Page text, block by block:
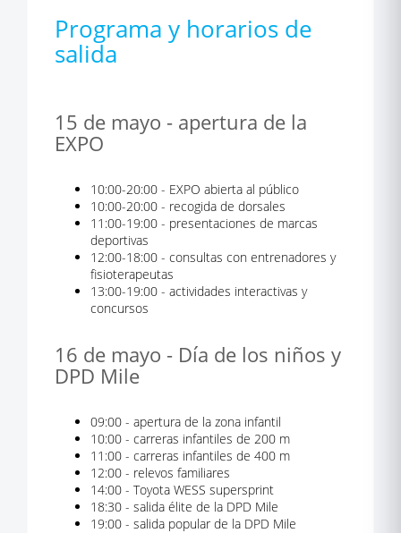
Programa y horarios de
salida
15 de mayo - apertura de la
EXPO
10:00-20:00 - EXPO abierta al público
10:00-20:00 - recogida de dorsales
11:00-19:00 - presentaciones de marcas
deportivas
12:00-18:00 - consultas con entrenadores y
fisioterapeutas
13:00-19:00 - actividades interactivas y
concursos
16 de mayo - Día de los niños y
DPD Mile
09:00 - apertura de la zona infantil
10:00 - carreras infantiles de 200 m
11:00 - carreras infantiles de 400 m
12:00 - relevos familiares
14:00 - Toyota WESS supersprint
18:30 - salida élite de la DPD Mile
19:00 - salida popular de la DPD Mile